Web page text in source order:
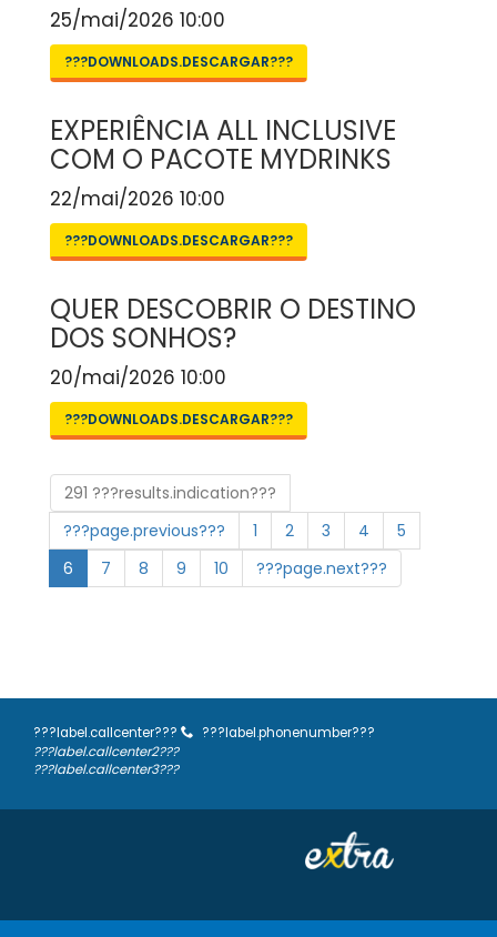
25/mai/2026 10:00
???DOWNLOADS.DESCARGAR???
EXPERIÊNCIA ALL INCLUSIVE
COM O PACOTE MYDRINKS
22/mai/2026 10:00
???DOWNLOADS.DESCARGAR???
QUER DESCOBRIR O DESTINO
DOS SONHOS?
20/mai/2026 10:00
???DOWNLOADS.DESCARGAR???
291 ???results.indication???
???page.previous???
1 2 3 4
5
6
7 8 9 10 ???page.next???
???label.callcenter???
???label.phonenumber???
???label.callcenter2???
???label.callcenter3???